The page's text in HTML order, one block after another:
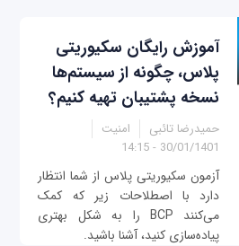
آموزش رایگان سکیوریتی
پلاس، چگونه از سیستم‌ها
نسخه پشتیبان تهیه کنیم؟
حمیدرضا تائبی
امنیت
30/01/1401 - 14:15
آزمون سکیوریتی پلاس از شما انتظار
دارد با اصطلاحات زیر که کمک
می‌کنند BCP را به شکل بهتری
پیاده‌سازی کنید، آشنا باشید.